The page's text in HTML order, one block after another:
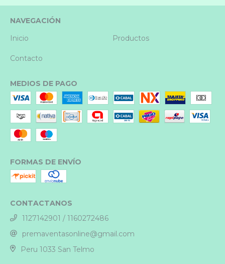
NAVEGACIÓN
Inicio
Productos
Contacto
MEDIOS DE PAGO
FORMAS DE ENVÍO
CONTACTANOS
1127142901 / 1160272486
premaventasonline@gmail.com
Peru 1033 San Telmo